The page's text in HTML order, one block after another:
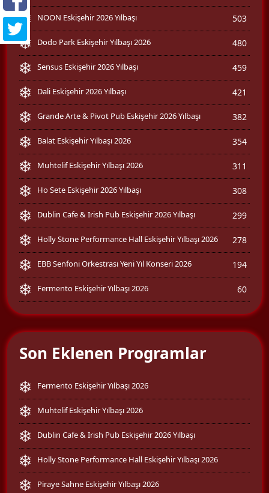
NOON Eskişehir 2026 Yılbaşı 503
Dodo Park Eskişehir Yılbaşı 2026 480
Sensus Eskişehir 2026 Yılbaşı 459
Dali Eskişehir 2026 Yılbaşı 421
Grande Arte & Pivot Pub Eskişehir 2026 Yılbaşı 382
Balat Eskişehir Yılbaşı 2026 354
Muhtelif Eskişehir Yılbaşı 2026 311
Ho Sete Eskişehir 2026 Yılbaşı 308
Dublin Cafe & Irish Pub Eskişehir 2026 Yılbaşı 299
Holly Stone Performance Hall Eskişehir Yılbaşı 2026 278
EBB Senfoni Orkestrası Yeni Yıl Konseri 2026 194
Fermento Eskişehir Yılbaşı 2026 60
Son Eklenen Programlar
Fermento Eskişehir Yılbaşı 2026
Muhtelif Eskişehir Yılbaşı 2026
Dublin Cafe & Irish Pub Eskişehir 2026 Yılbaşı
Holly Stone Performance Hall Eskişehir Yılbaşı 2026
Piraye Sahne Eskişehir Yılbaşı 2026